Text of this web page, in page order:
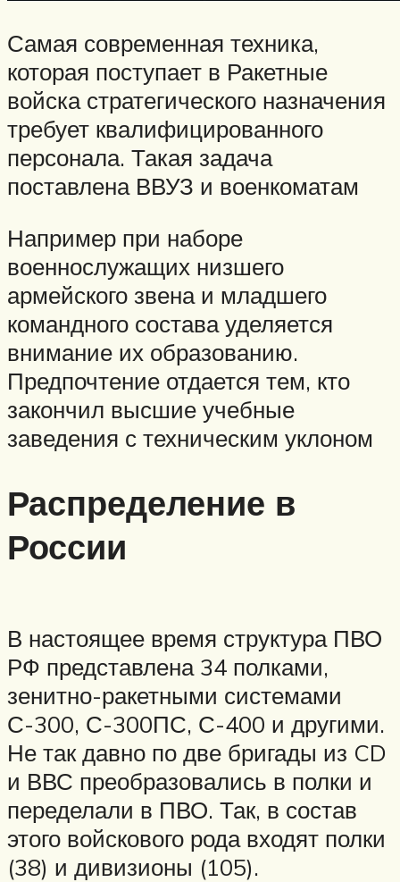
Самая современная техника,
которая поступает в Ракетные
войска стратегического назначения
требует квалифицированного
персонала. Такая задача
поставлена ВВУЗ и военкоматам
Например при наборе
военнослужащих низшего
армейского звена и младшего
командного состава уделяется
внимание их образованию.
Предпочтение отдается тем, кто
закончил высшие учебные
заведения с техническим уклоном
Распределение в
России
В настоящее время структура ПВО
РФ представлена 34 полками,
зенитно-ракетными системами
С-300, С-300ПС, С-400 и другими.
Не так давно по две бригады из CD
и ВВС преобразовались в полки и
переделали в ПВО. Так, в состав
этого войскового рода входят полки
(38) и дивизионы (105).